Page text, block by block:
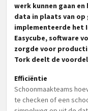
werk kunnen gaan en
data in plaats van
implementeerde het
Easycube, software
zorgde voor
Tork deelt de
Efficiëntie
Schoonmaakteams
te checken of een